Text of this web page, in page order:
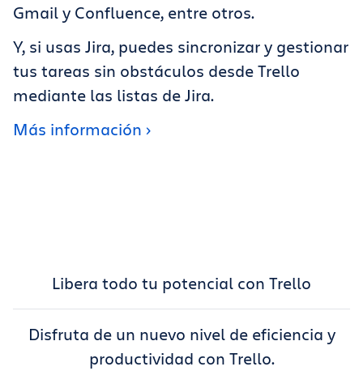
Gmail y Confluence, entre otros.
Y, si usas Jira, puedes sincronizar y gestionar
tus tareas sin obstáculos desde Trello
mediante las listas de Jira.
Más información ›
Libera todo tu potencial con Trello
Disfruta de un nuevo nivel de eficiencia y
productividad con Trello.